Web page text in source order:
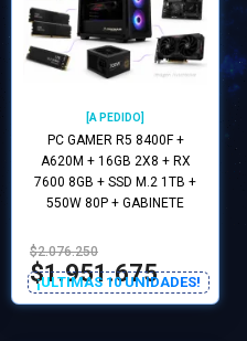
[A PEDIDO]
PC GAMER R5 8400F +
A620M + 16GB 2X8 + RX
7600 8GB + SSD M.2 1TB +
550W 80P + GABINETE
$2.076.250
$1.951.675
¡ULTIMAS 10 UNIDADES!